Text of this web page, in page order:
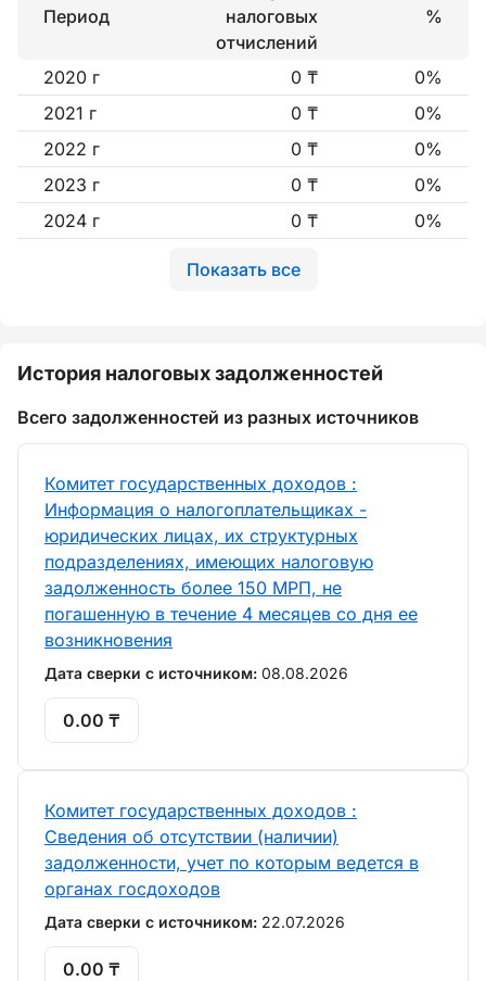
Период
налоговых
отчислений
%
2020 г 0 ₸
0%
2021 г
0 ₸
0%
2022 г
0 ₸
0%
2023 г
0 ₸
0%
2024 г
0 ₸ 0%
Показать все
История налоговых задолженностей
Всего задолженностей из разных источников
Комитет государственных доходов :
Информация о налогоплательщиках -
юридических лицах, их структурных
подразделениях, имеющих налоговую
задолженность более 150 МРП, не
погашенную в течение 4 месяцев со дня ее
возникновения
Дата сверки с источником: 08.08.2026
0.00 ₸
Комитет государственных доходов :
Сведения об отсутствии (наличии)
задолженности, учет по которым ведется в
органах госдоходов
Дата сверки с источником: 22.07.2026
0.00 ₸